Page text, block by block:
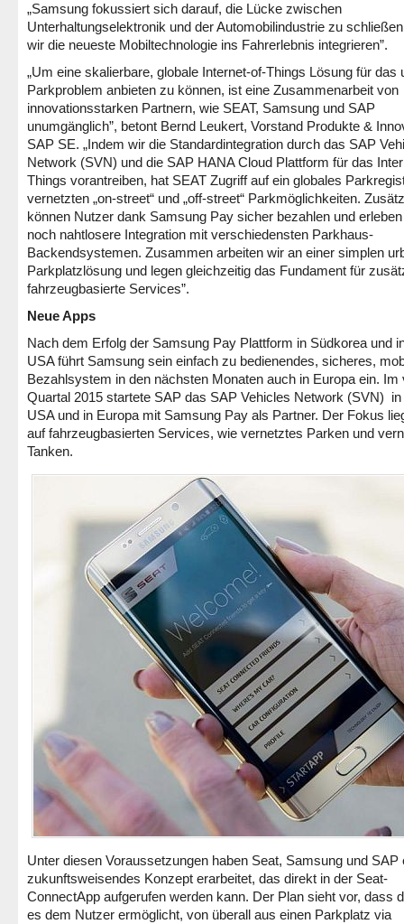
„Samsung fokussiert sich darauf, die Lücke zwischen
Unterhaltungselektronik und der Automobilindustrie zu
wir die neueste Mobiltechnologie ins Fahrerlebnis integrieren”.
„Um eine skalierbare, globale Internet-of-Things Lösung für das
Parkproblem anbieten zu können, ist eine Zusammenarbeit von
innovationsstarken Partnern, wie SEAT, Samsung und SAP
unumgänglich”, betont Bernd Leukert, Vorstand Produkte &
SAP SE. „Indem wir die Standardintegration durch das SAP
Network (SVN) und die SAP HANA Cloud Plattform für das
Things vorantreiben, hat SEAT Zugriff auf ein globales
vernetzten „on-street“ und „off-street“ Parkmöglichkeiten.
können Nutzer dank Samsung Pay sicher bezahlen und
noch nahtlosere Integration mit verschiedensten Parkhaus-
Backendsystemen. Zusammen arbeiten wir an einer simplen
Parkplatzlösung und legen gleichzeitig das Fundament für
fahrzeugbasierte Services”.
Neue Apps
Nach dem Erfolg der Samsung Pay Plattform in Südkorea und
USA führt Samsung sein einfach zu bedienendes, sicheres,
Bezahlsystem in den nächsten Monaten auch in Europa ein. Im
Quartal 2015 startete SAP das SAP Vehicles Network (SVN) in
USA und in Europa mit Samsung Pay als Partner. Der Fokus
auf fahrzeugbasierten Services, wie vernetztes Parken und
Tanken.
Unter diesen Voraussetzungen haben Seat, Samsung und SAP
zukunftsweisendes Konzept erarbeitet, das direkt in der Seat-
ConnectApp aufgerufen werden kann. Der Plan sieht vor, dass
es dem Nutzer ermöglicht, von überall aus einen Parkplatz via